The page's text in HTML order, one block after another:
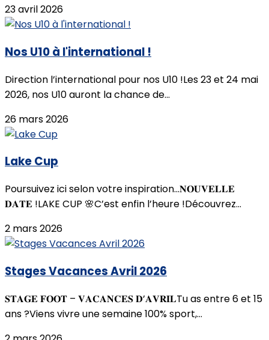
23 avril 2026
Nos U10 à l'international !
Direction l’international pour nos U10 !Les 23 et 24 mai
2026, nos U10 auront la chance de...
26 mars 2026
Lake Cup
Poursuivez ici selon votre inspiration...𝐍𝐎𝐔𝐕𝐄𝐋𝐋𝐄
𝐃𝐀𝐓𝐄 !LAKE CUP 🌸C’est enfin l’heure !Découvrez...
2 mars 2026
Stages Vacances Avril 2026
𝐒𝐓𝐀𝐆𝐄 𝐅𝐎𝐎𝐓 – 𝐕𝐀𝐂𝐀𝐍𝐂𝐄𝐒 𝐃’𝐀𝐕𝐑𝐈𝐋Tu as entre 6 et 15
ans ?Viens vivre une semaine 100% sport,...